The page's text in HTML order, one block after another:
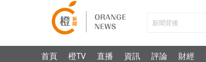
首頁 橙TV 直播 資訊 評論 財經